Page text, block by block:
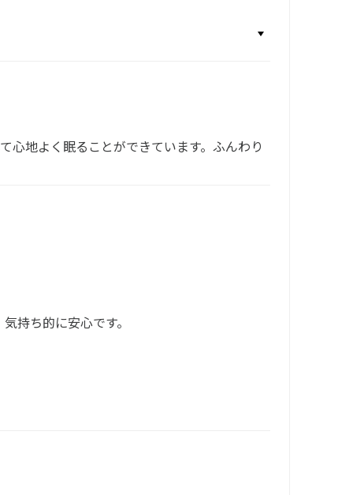
心地よく眠ることができています。ふんわり
持ち的に安心です。